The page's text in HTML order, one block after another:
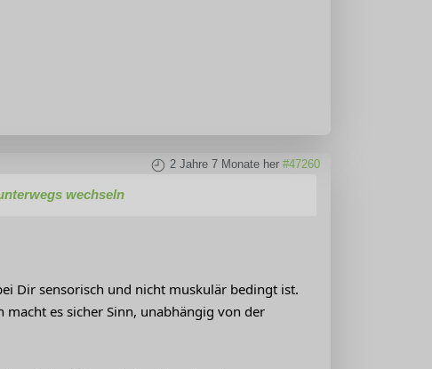
2 Jahre 7 Monate her #47260
wechseln
Dir sensorisch und nicht muskulär bedingt ist.
es sicher Sinn, unabhängig von der